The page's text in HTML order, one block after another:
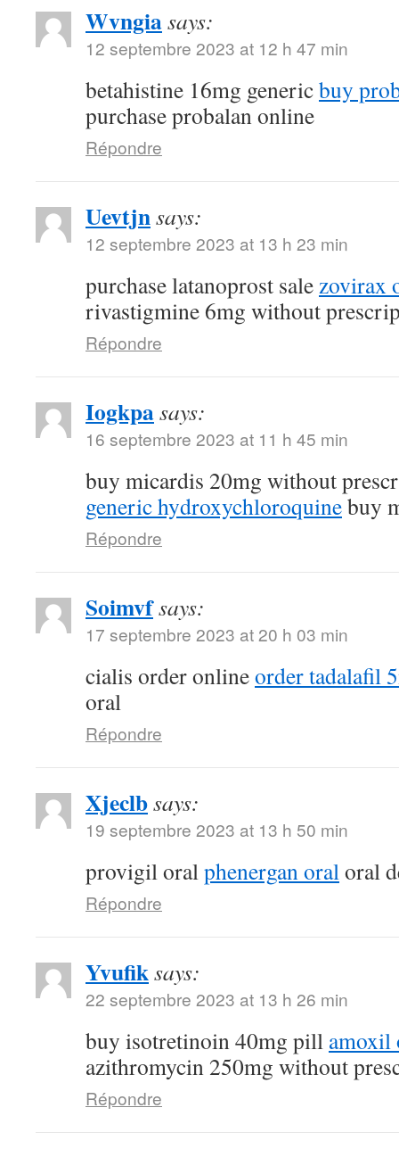
Wvngiasays:
12 septembre 2023 at 12 h 47 min
betahistine 16mg genericbuy
purchase probalan online
Répondre
Uevtjnsays:
12 septembre 2023 at 13 h 23 min
purchase latanoprost salezovirax
rivastigmine 6mg without
Répondre
Iogkpasays:
16 septembre 2023 at 11 h 45 min
buy micardis 20mg without
generic hydroxychloroquinebuy
Répondre
Soimvfsays:
17 septembre 2023 at 20 h 03 min
cialis order onlineorder tadalafil
oral
Répondre
Xjeclbsays:
19 septembre 2023 at 13 h 50 min
provigil oralphenergan oraloral
Répondre
Yvufiksays:
22 septembre 2023 at 13 h 26 min
buy isotretinoin 40mg pill amoxil
azithromycin 250mg without
Répondre